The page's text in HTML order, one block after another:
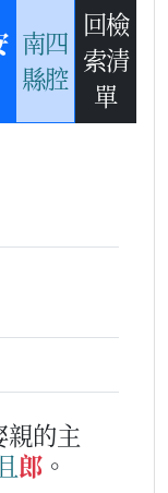
南四
縣腔
回檢
索清
單
親的主
且郎 。